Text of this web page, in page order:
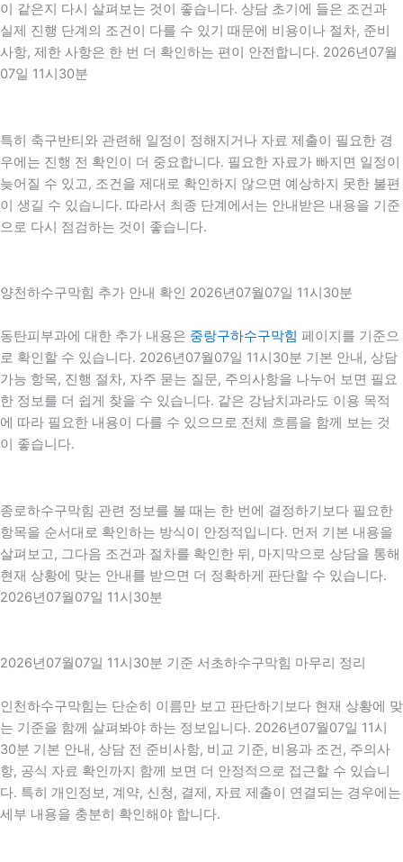
이 같은지 다시 살펴보는 것이 좋습니다. 상담 초기에 들은 조건과
실제 진행 단계의 조건이 다를 수 있기 때문에 비용이나 절차, 준비
사항, 제한 사항은 한 번 더 확인하는 편이 안전합니다. 2026년07월
07일 11시30분
특히 축구반티와 관련해 일정이 정해지거나 자료 제출이 필요한 경
우에는 진행 전 확인이 더 중요합니다. 필요한 자료가 빠지면 일정이
늦어질 수 있고, 조건을 제대로 확인하지 않으면 예상하지 못한 불편
이 생길 수 있습니다. 따라서 최종 단계에서는 안내받은 내용을 기준
으로 다시 점검하는 것이 좋습니다.
양천하수구막힘 추가 안내 확인 2026년07월07일 11시30분
동탄피부과에 대한 추가 내용은 중랑구하수구막힘 페이지를 기준으
로 확인할 수 있습니다. 2026년07월07일 11시30분 기본 안내, 상담
가능 항목, 진행 절차, 자주 묻는 질문, 주의사항을 나누어 보면 필요
한 정보를 더 쉽게 찾을 수 있습니다. 같은 강남치과라도 이용 목적
에 따라 필요한 내용이 다를 수 있으므로 전체 흐름을 함께 보는 것
이 좋습니다.
종로하수구막힘 관련 정보를 볼 때는 한 번에 결정하기보다 필요한
항목을 순서대로 확인하는 방식이 안정적입니다. 먼저 기본 내용을
살펴보고, 그다음 조건과 절차를 확인한 뒤, 마지막으로 상담을 통해
현재 상황에 맞는 안내를 받으면 더 정확하게 판단할 수 있습니다.
2026년07월07일 11시30분
2026년07월07일 11시30분 기준 서초하수구막힘 마무리 정리
인천하수구막힘는 단순히 이름만 보고 판단하기보다 현재 상황에 맞
는 기준을 함께 살펴봐야 하는 정보입니다. 2026년07월07일 11시
30분 기본 안내, 상담 전 준비사항, 비교 기준, 비용과 조건, 주의사
항, 공식 자료 확인까지 함께 보면 더 안정적으로 접근할 수 있습니
다. 특히 개인정보, 계약, 신청, 결제, 자료 제출이 연결되는 경우에는
세부 내용을 충분히 확인해야 합니다.